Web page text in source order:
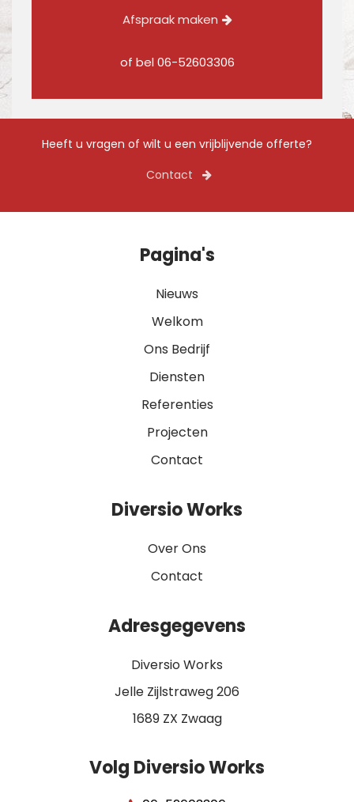
Afspraak maken
of bel 06-52603306
Heeft u vragen of wilt u een vrijblijvende offerte?
Contact
Pagina's
Nieuws
Welkom
Ons Bedrijf
Diensten
Referenties
Projecten
Contact
Diversio Works
Over Ons
Contact
Adresgegevens
Diversio Works
Jelle Zijlstraweg 206
1689 ZX Zwaag
Volg Diversio Works